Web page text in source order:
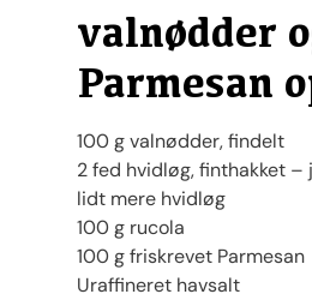
valnødder
Parmesan
100 g valnødder, findelt
2 fed hvidløg, finthakket –
lidt mere hvidløg
100 g rucola
100 g friskrevet Parmesan
Uraffineret havsalt